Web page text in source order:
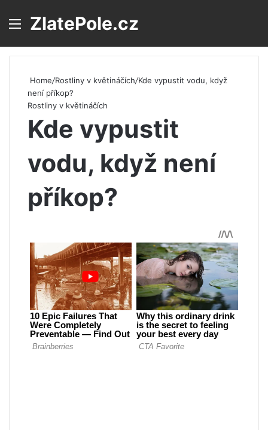
Menu
ZlatePole.cz
Home/Rostliny v květináčích/Kde vypustit vodu, když
není příkop?
Rostliny v květináčích
Kde vypustit
vodu, když není
příkop?